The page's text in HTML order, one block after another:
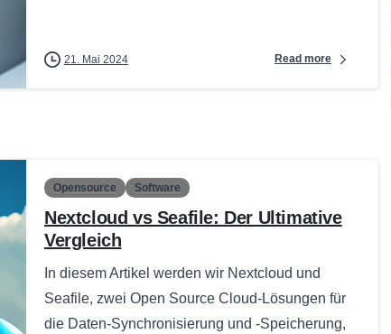
21. Mai 2024 Read more
Opensource Software
Nextcloud vs Seafile: Der Ultimative
Vergleich
In diesem Artikel werden wir Nextcloud und
Seafile, zwei Open Source Cloud-Lösungen für
die Daten-Synchronisierung und -Speicherung,